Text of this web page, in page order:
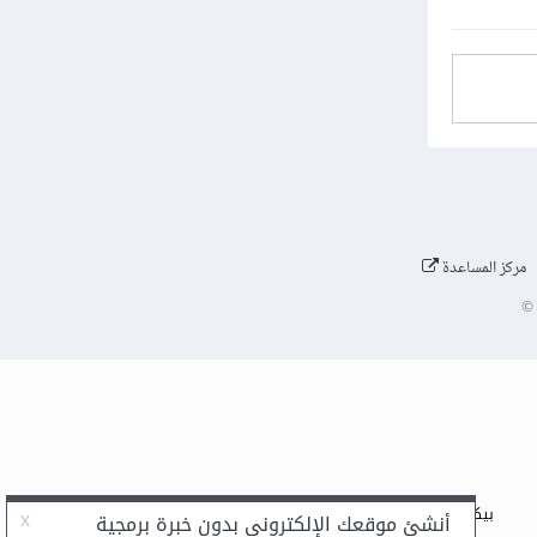
مركز المساعدة
©